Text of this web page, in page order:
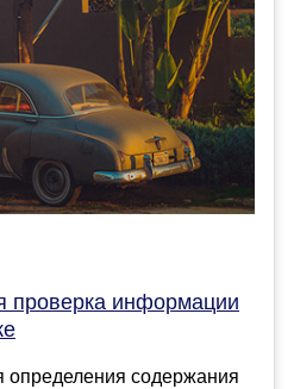
проверка информации
содержания